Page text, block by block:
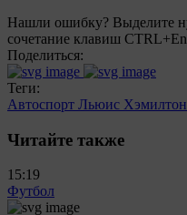
Нашли ошибку? Выделите
сочетание клавиш
Поделиться:
Теги:
Автоспорт Льюис Хэмилтон
Читайте также
15:19
Футбол